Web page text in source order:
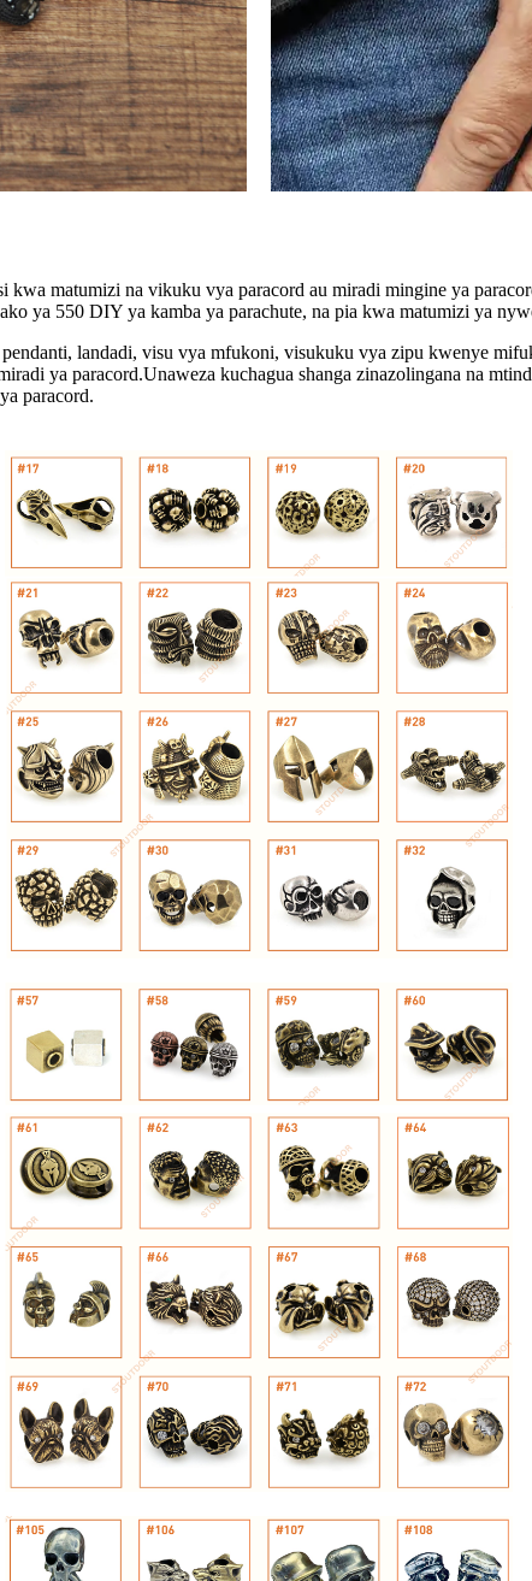
kwa matumizi na vikuku vya paracord au miradi mingine ya
ya 550 DIY ya kamba ya parachute, na pia kwa matumizi ya
landadi, visu vya mfukoni, visukuku vya zipu kwenye
ya paracord.Unaweza kuchagua shanga zinazolingana na
paracord.